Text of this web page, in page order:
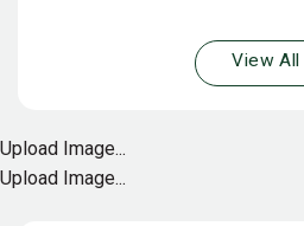
View All
Upload Image...
Upload Image...